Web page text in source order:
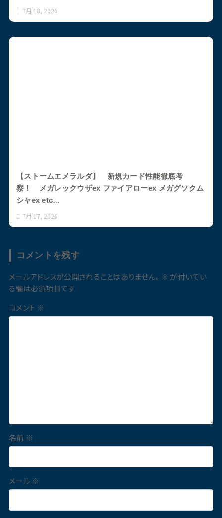
7月 18, 2026
【ストームエメラルダ】 新規カード性能徹底考
察！ メガレックウザex ファイアローex メガグソクム
シャex etc…
7月 17, 2026
コメントを残す
メールアドレスが公開されることはありません。 ※ が付いてい
る欄は必須項目です
コメント ※
名前 ※
メール ※